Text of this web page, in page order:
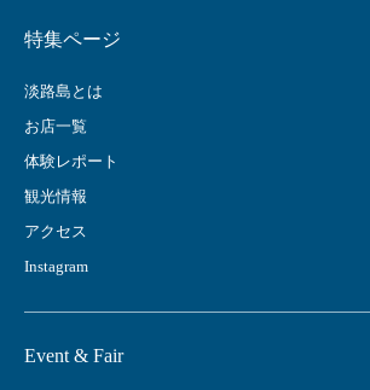
特集ページ
淡路島とは
お店一覧
体験レポート
観光情報
アクセス
Instagram
Event & Fair